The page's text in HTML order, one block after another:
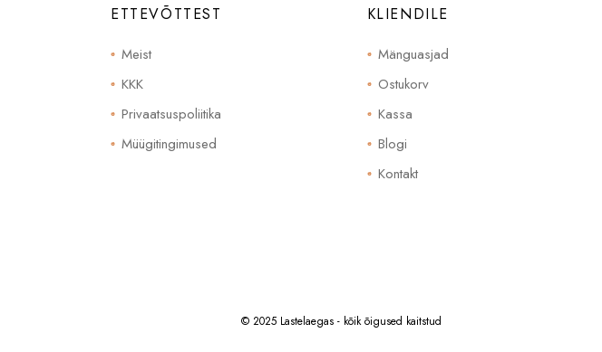
ETTEVÕTTEST
Meist
KKK
Privaatsuspoliitika
Müügitingimused
KLIENDILE
Mänguasjad
Ostukorv
Kassa
Blogi
Kontakt
© 2025 Lastelaegas - kõik õigused kaitstud